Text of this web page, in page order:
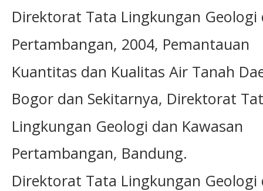
Direktorat Tata Lingkungan Geologi
Pertambangan, 2004, Pemantauan
Kuantitas dan Kualitas Air Tanah
Bogor dan Sekitarnya, Direktorat
Lingkungan Geologi dan Kawasan
Pertambangan, Bandung.
Direktorat Tata Lingkungan Geologi